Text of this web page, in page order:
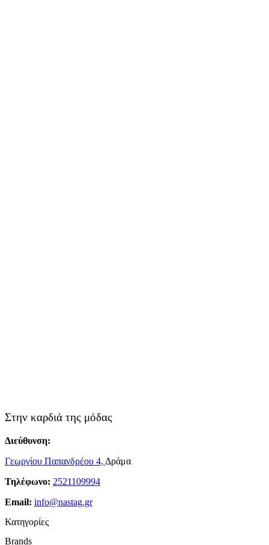
Στην καρδιά της μόδας
Διεύθυνση:
Γεωργίου Παπανδρέου 4, Δράμα
Τηλέφωνο: 2521109994
Email: info@nastag.gr
Κατηγορίες
Brands